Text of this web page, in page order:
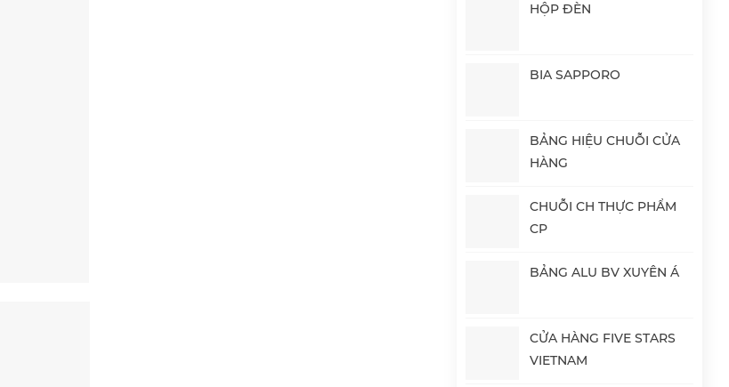
HỘP ĐÈN
BIA SAPPORO
BẢNG HIỆU CHUỖI CỬA
HÀNG
CHUỖI CH THỰC PHẨM
CP
BẢNG ALU BV XUYÊN Á
CỬA HÀNG FIVE STARS
VIETNAM